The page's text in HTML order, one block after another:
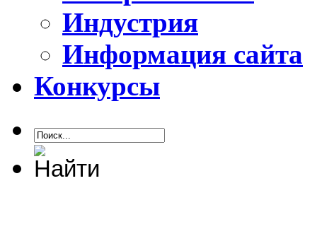
Индустрия
Информация сайта
Конкурсы